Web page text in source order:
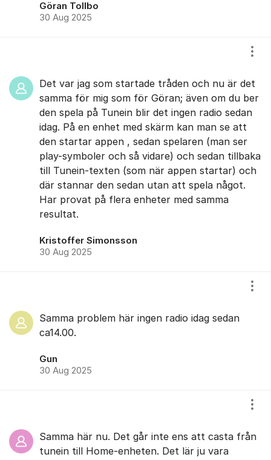
Göran Tollbo
30 Aug 2025
Det var jag som startade tråden och nu är det
samma för mig som för Göran; även om du ber
den spela på Tunein blir det ingen radio sedan
idag. På en enhet med skärm kan man se att
den startar appen , sedan spelaren (man ser
play-symboler och så vidare) och sedan tillbaka
till Tunein-texten (som när appen startar) och
där stannar den sedan utan att spela något.
Har provat på flera enheter med samma
resultat.
Kristoffer Simonsson
30 Aug 2025
Samma problem här ingen radio idag sedan
ca14.00.
Gun
30 Aug 2025
Samma här nu. Det går inte ens att casta från
tunein till Home-enheten. Det lär ju vara